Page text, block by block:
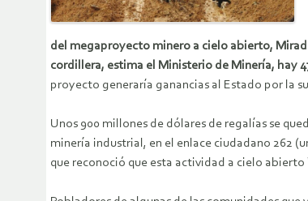
del megaproyecto minero a cielo abierto,
cordillera, estima el Ministerio de Minería, hay
proyecto generaría ganancias al Estado por la
Unos 900 millones de dólares de regalías se
minería industrial, en el enlace ciudadano 262
que reconoció que esta actividad a cielo